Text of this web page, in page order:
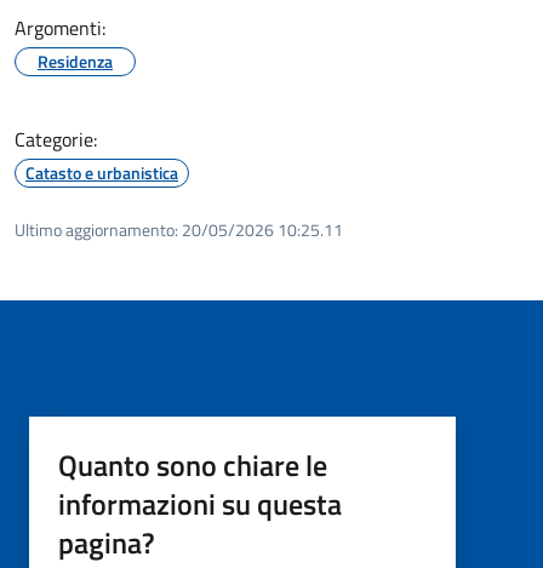
Argomenti:
Residenza
Categorie:
Catasto e urbanistica
Ultimo aggiornamento: 20/05/2026 10:25.11
Quanto sono chiare le
informazioni su questa
pagina?